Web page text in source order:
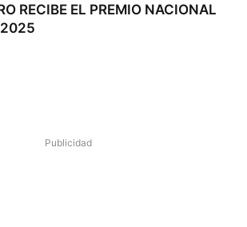
RECIBE EL PREMIO NACIONAL
2025
Publicidad